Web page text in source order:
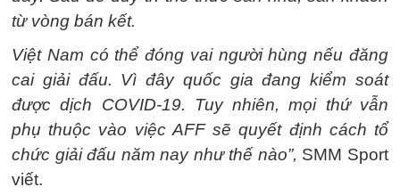
từ vòng bán kết.
Việt Nam có thể đóng vai người hùng nếu đăng
cai giải đấu. Vì đây quốc gia đang kiểm soát
được dịch COVID-19. Tuy nhiên, mọi thứ vẫn
phụ thuộc vào việc AFF sẽ quyết định cách tổ
chức giải đấu năm nay như thế nào”, SMM Sport
viết.